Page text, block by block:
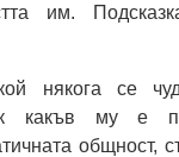
им.
някога се
какъв му е
общност,